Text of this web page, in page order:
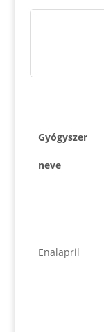
Gyógyszer
neve
Enalapril